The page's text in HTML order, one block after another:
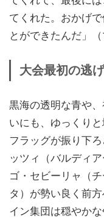
てくれた。おかげ
とができたんだ」（
大会最初の逃
黒海の透明な青や
いにも、ゆっくり
フラッグが振り下
ッツィ（バルディ
ゴ・セビーリャ（
タ）が勢い良く前
イン集団は穏やかな